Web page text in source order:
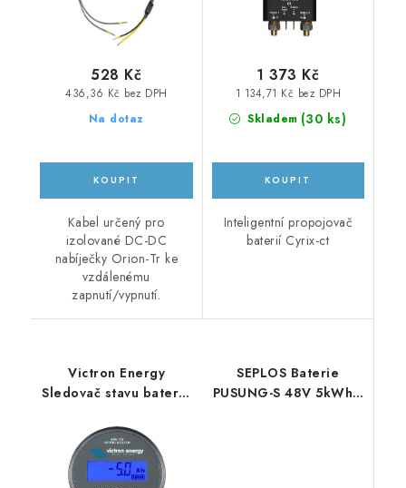
Na dotaz
436,36 Kč bez DPH
528 Kč
Kabel určený pro
izolované DC-DC
nabíječky Orion-Tr ke
vzdálenému
zapnutí/vypnutí.
Skladem (30 ks)
1 134,71 Kč bez DPH
1 373 Kč
Inteligentní propojovač
baterií Cyrix-ct
Victron Energy
Sledovač stavu baterie
SEPLOS Baterie
PUSUNG-S 48V 5kWh s